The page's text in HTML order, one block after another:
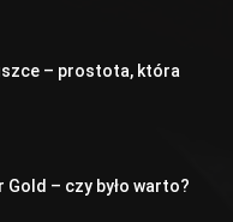
– prostota, która
Gold – czy było warto?